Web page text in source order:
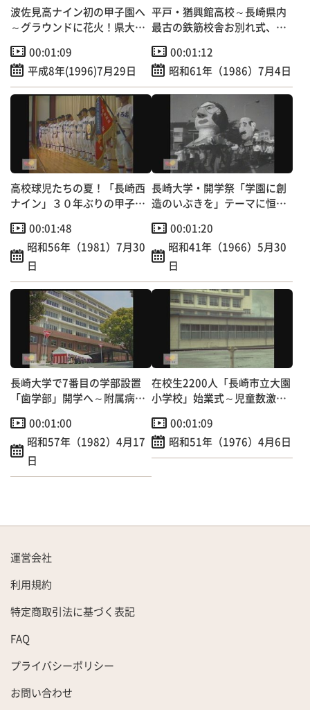
波佐見高ナイン初の甲子園へ
～グラウンドに花火！県大会
00:01:09
平成8年(1996)7月29日
平戸・猶興館高校～長崎県内
最古の鉄筋校舎お別れ式、取
00:01:12
昭和61年（1986）7月4日
高校球児たちの夏！「長崎西
ナイン」３０年ぶりの甲子園
00:01:48
昭和56年（1981）7月30
日
長崎大学・開学祭「学園に創
造のいぶきを」テーマに恒例
00:01:20
昭和41年（1966）5月30
日
長崎大学で7番目の学部設置
「歯学部」開学へ～附属病院
00:01:00
昭和57年（1982）4月17
日
在校生2200人「長崎市立大園
小学校」始業式～児童数激増
00:01:09
昭和51年（1976）4月6日
運営会社
利用規約
特定商取引法に基づく表記
FAQ
プライバシーポリシー
お問い合わせ